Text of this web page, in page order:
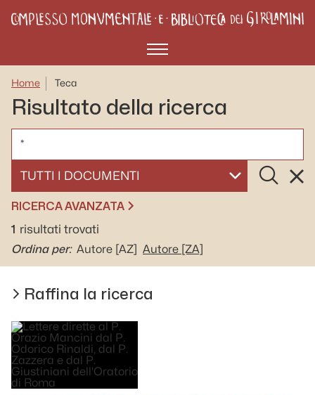
Menù
Home Teca
Risultato della ricerca
SELEZIONA UN DOCUMENTO
Cerca
RICERCA AVANZATA
1 risultati trovati
Ordina per: Autore [AZ] Autore [ZA]
Raffina la ricerca